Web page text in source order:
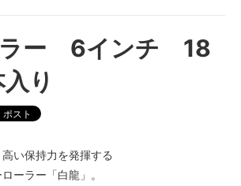
ラー 6インチ 18
り
い保持力を発揮する
ーラー「白龍」。